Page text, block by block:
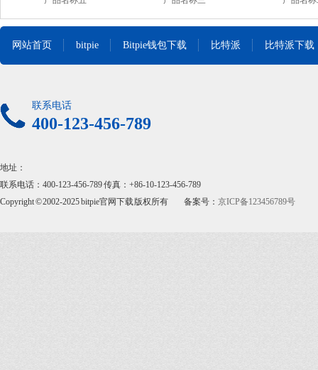
网站首页 bitpie Bitpie钱包下载 比特派 比特派下载
联系电话
400-123-456-789
地址：
联系电话：400-123-456-789 传真：+86-10-123-456-789
Copyright © 2002-2025 bitpie官网下载 版权所有
备案号： 京ICP备123456789号